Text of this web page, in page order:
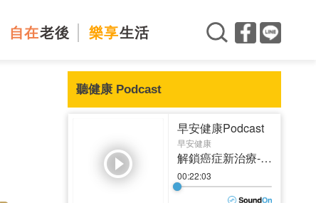
自在老後 樂享生活
聽健康 Podcast